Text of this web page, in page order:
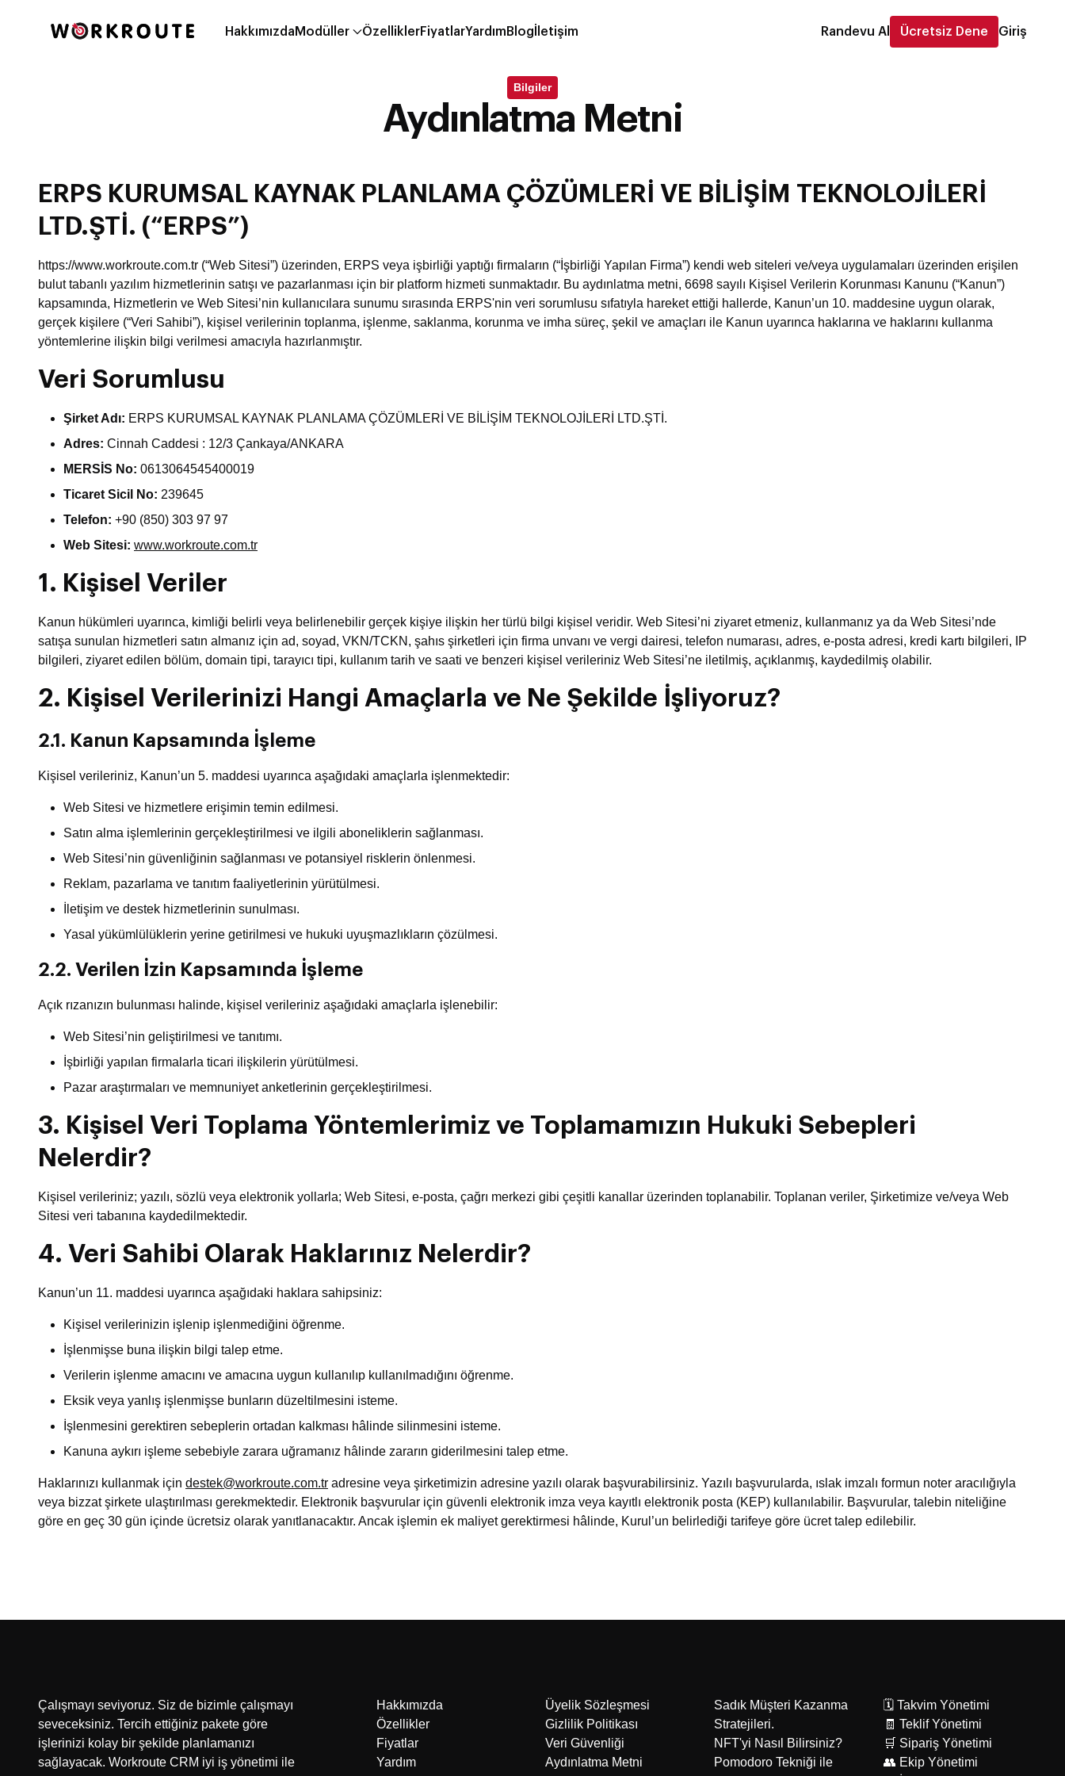
Hakkımızda Modüller ÖzelliklerFiyatlarYardım Blog İletişim Randevu Al Ücretsiz Dene Giriş
Bilgiler
Aydınlatma Metni
ERPS KURUMSAL KAYNAK PLANLAMA ÇÖZÜMLERİ VE BİLİŞİM TEKNOLOJİLERİ
LTD.ŞTİ. (“ERPS”)
https://www.workroute.com.tr (“Web Sitesi”) üzerinden, ERPS veya işbirliği yaptığı firmaların (“İşbirliği Yapılan Firma”) kendi web siteleri ve/veya uygulamaları üzerinden erişilen
bulut tabanlı yazılım hizmetlerinin satışı ve pazarlanması için bir platform hizmeti sunmaktadır. Bu aydınlatma metni, 6698 sayılı Kişisel Verilerin Korunması Kanunu (“Kanun”)
kapsamında, Hizmetlerin ve Web Sitesi’nin kullanıcılara sunumu sırasında ERPS'nin veri sorumlusu sıfatıyla hareket ettiği hallerde, Kanun’un 10. maddesine uygun olarak,
gerçek kişilere (“Veri Sahibi”), kişisel verilerinin toplanma, işlenme, saklanma, korunma ve imha süreç, şekil ve amaçları ile Kanun uyarınca haklarına ve haklarını kullanma
yöntemlerine ilişkin bilgi verilmesi amacıyla hazırlanmıştır.
Veri Sorumlusu
Şirket Adı: ERPS KURUMSAL KAYNAK PLANLAMA ÇÖZÜMLERİ VE BİLİŞİM TEKNOLOJİLERİ LTD.ŞTİ.
Adres: Cinnah Caddesi : 12/3 Çankaya/ANKARA
MERSİS No: 0613064545400019
Ticaret Sicil No: 239645
Telefon: +90 (850) 303 97 97
Web Sitesi: www.workroute.com.tr
1. Kişisel Veriler
Kanun hükümleri uyarınca, kimliği belirli veya belirlenebilir gerçek kişiye ilişkin her türlü bilgi kişisel veridir. Web Sitesi’ni ziyaret etmeniz, kullanmanız ya da Web Sitesi’nde
satışa sunulan hizmetleri satın almanız için ad, soyad, VKN/TCKN, şahıs şirketleri için firma unvanı ve vergi dairesi, telefon numarası, adres, e-posta adresi, kredi kartı bilgileri, IP
bilgileri, ziyaret edilen bölüm, domain tipi, tarayıcı tipi, kullanım tarih ve saati ve benzeri kişisel verileriniz Web Sitesi’ne iletilmiş, açıklanmış, kaydedilmiş olabilir.
2. Kişisel Verilerinizi Hangi Amaçlarla ve Ne Şekilde İşliyoruz?
2.1. Kanun Kapsamında İşleme
Kişisel verileriniz, Kanun’un 5. maddesi uyarınca aşağıdaki amaçlarla işlenmektedir:
Web Sitesi ve hizmetlere erişimin temin edilmesi.
Satın alma işlemlerinin gerçekleştirilmesi ve ilgili aboneliklerin sağlanması.
Web Sitesi’nin güvenliğinin sağlanması ve potansiyel risklerin önlenmesi.
Reklam, pazarlama ve tanıtım faaliyetlerinin yürütülmesi.
İletişim ve destek hizmetlerinin sunulması.
Yasal yükümlülüklerin yerine getirilmesi ve hukuki uyuşmazlıkların çözülmesi.
2.2. Verilen İzin Kapsamında İşleme
Açık rızanızın bulunması halinde, kişisel verileriniz aşağıdaki amaçlarla işlenebilir:
Web Sitesi’nin geliştirilmesi ve tanıtımı.
İşbirliği yapılan firmalarla ticari ilişkilerin yürütülmesi.
Pazar araştırmaları ve memnuniyet anketlerinin gerçekleştirilmesi.
3. Kişisel Veri Toplama Yöntemlerimiz ve Toplamamızın Hukuki Sebepleri
Nelerdir?
Kişisel verileriniz; yazılı, sözlü veya elektronik yollarla; Web Sitesi, e-posta, çağrı merkezi gibi çeşitli kanallar üzerinden toplanabilir. Toplanan veriler, Şirketimize ve/veya Web
Sitesi veri tabanına kaydedilmektedir.
4. Veri Sahibi Olarak Haklarınız Nelerdir?
Kanun’un 11. maddesi uyarınca aşağıdaki haklara sahipsiniz:
Kişisel verilerinizin işlenip işlenmediğini öğrenme.
İşlenmişse buna ilişkin bilgi talep etme.
Verilerin işlenme amacını ve amacına uygun kullanılıp kullanılmadığını öğrenme.
Eksik veya yanlış işlenmişse bunların düzeltilmesini isteme.
İşlenmesini gerektiren sebeplerin ortadan kalkması hâlinde silinmesini isteme.
Kanuna aykırı işleme sebebiyle zarara uğramanız hâlinde zararın giderilmesini talep etme.
Haklarınızı kullanmak için destek@workroute.com.tr adresine veya şirketimizin adresine yazılı olarak başvurabilirsiniz. Yazılı başvurularda, ıslak imzalı formun noter aracılığıyla
veya bizzat şirkete ulaştırılması gerekmektedir. Elektronik başvurular için güvenli elektronik imza veya kayıtlı elektronik posta (KEP) kullanılabilir. Başvurular, talebin niteliğine
göre en geç 30 gün içinde ücretsiz olarak yanıtlanacaktır. Ancak işlemin ek maliyet gerektirmesi hâlinde, Kurul’un belirlediği tarifeye göre ücret talep edilebilir.
Çalışmayı seviyoruz. Siz de bizimle çalışmayı
seveceksiniz. Tercih ettiğiniz pakete göre
işlerinizi kolay bir şekilde planlamanızı
sağlayacak. Workroute CRM iyi iş yönetimi ile
Hakkımızda
Özellikler
Fiyatlar
Yardım
Üyelik Sözleşmesi
Gizlilik Politikası
Veri Güvenliği
Aydınlatma Metni
Sadık Müşteri Kazanma
Stratejileri.
NFT'yi Nasıl Bilirsiniz?
Pomodoro Tekniği ile
🗓️ Takvim Yönetimi
🧾 Teklif Yönetimi
🛒 Sipariş Yönetimi
👥 Ekip Yönetimi